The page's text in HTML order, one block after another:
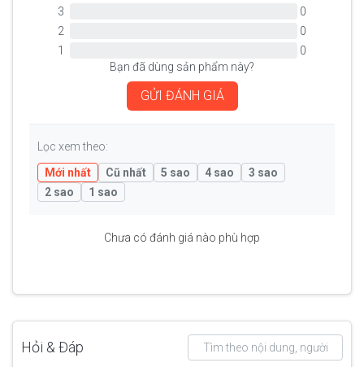
3
0
2
0
1
0
Bạn đã dùng sản phẩm này?
GỬI ĐÁNH GIÁ
Lọc xem theo:
Mới nhất
Cũ nhất 5 sao 4 sao
3 sao
2 sao
1 sao
Chưa có đánh giá nào phù hợp
Hỏi & Đáp